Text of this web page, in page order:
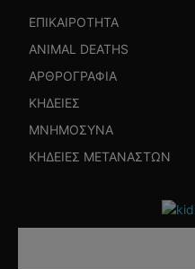
ΕΠΙΚΑΙΡΟΤΗΤΑ
ANIMAL DEATHS
ΑΡΘΡΟΓΡΑΦΙΑ
ΚΗΔΕΙΕΣ
ΜΝΗΜΟΣΥΝΑ
ΚΗΔΕΙΕΣ ΜΕΤΑΝΑΣΤΩΝ